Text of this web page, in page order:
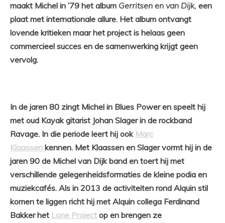
maakt Michel in ’79 het album Gerritsen en van Dijk, een
plaat met internationale allure. Het album ontvangt
lovende kritieken maar het project is helaas geen
commercieel succes en de samenwerking krijgt geen
vervolg.
In de jaren 80 zingt Michel in Blues Power en speelt hij
met oud Kayak gitarist Johan Slager in de rockband
Ravage. In die periode leert hij ook Marc
Klaassen kennen. Met Klaassen en Slager vormt hij in de
jaren 90 de Michel van Dijk band en toert hij met
verschillende gelegenheidsformaties de kleine podia en
muziekcafés. Als in 2013 de activiteiten rond Alquin stil
komen te liggen richt hij met Alquin collega Ferdinand
Bakker het Lone Project op en brengen ze